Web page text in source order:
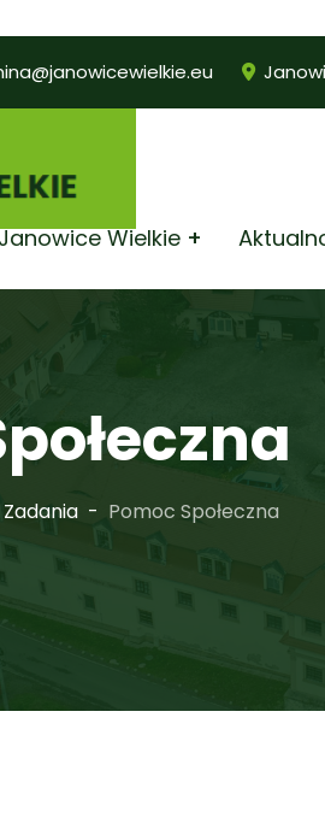
Wielkie
Zadania Pomoc Społeczna